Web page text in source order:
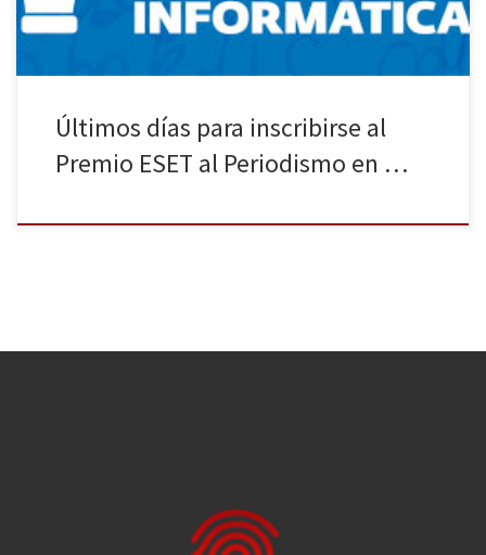
Últimos días para inscribirse al
Premio ESET al Periodismo en …